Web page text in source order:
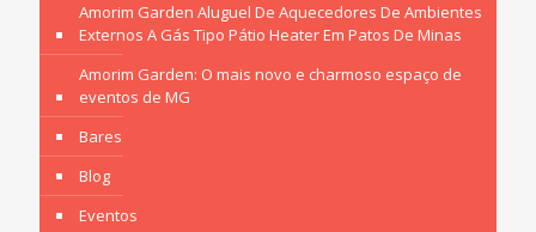
Amorim Garden Aluguel De Aquecedores De Ambientes
Externos A Gás Tipo Pátio Heater Em Patos De Minas
Amorim Garden: O mais novo e charmoso espaço de
eventos de MG
Bares
Blog
Eventos